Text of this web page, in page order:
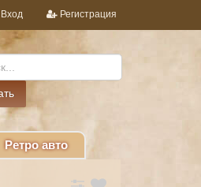
Вход Регистрация
Ретро авто